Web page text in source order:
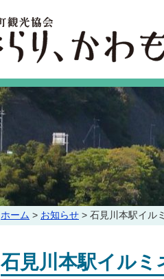
こ
ー
ジ
ホーム > お知らせ > 石見川本駅イル
石見川本駅イル